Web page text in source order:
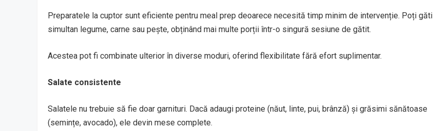
Preparatele la cuptor sunt eficiente pentru meal prep deoarece necesită timp minim de intervenție. Poți găti
simultan legume, carne sau pește, obținând mai multe porții într-o singură sesiune de gătit.
Acestea pot fi combinate ulterior în diverse moduri, oferind flexibilitate fără efort suplimentar.
Salate consistente
Salatele nu trebuie să fie doar garnituri. Dacă adaugi proteine (năut, linte, pui, brânză) și grăsimi sănătoase
(semințe, avocado), ele devin mese complete.